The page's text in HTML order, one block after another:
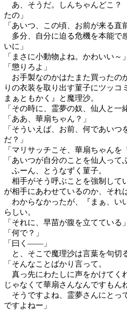
あ、そうだ。しんちゃんどこ？
たの」
「あいつ、この頃、お前が来る直
多分、自分に迫る危機を本能で
いに」
「まさに小動物よね。かわいい～」
「懲りろよ」
お手製なのかはたまた買ったの
りの衣装を取り出す菫子にツッコ
まぁともかく』と魔理沙。
「その時に、霊夢の奴、仙人と一
「ああ、華扇ちゃん？」
「そういえば、お前、何であいつ
だ？」
「マリサッチこそ、華扇ちゃんを
「あいつが自分のことを仙人って
ふーん、とうなずく菫子。
相手がそう呼ぶことを強制して
が相手にあわせているのか、それ
わからなかったが、『まぁ、い
らしい。
「それに、早苗が腹を立てている」
「何で？」
「曰く――」
と、そこで魔理沙は言葉を句切
「そんなことばかり言って。
真っ先にわたしに声をかけてく
じゃなくて華扇さんなんですもん
そうですよね、霊夢さんにとっ
ですよねー」